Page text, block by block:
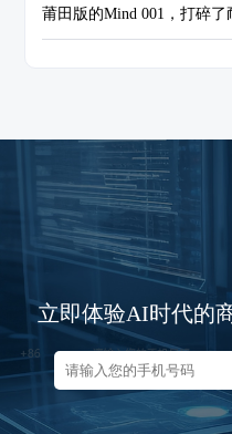
莆田版的Mind 001，打碎了
立即体验AI时代的